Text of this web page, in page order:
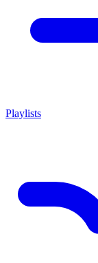
Playlists